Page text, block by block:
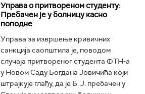
Управа о притвореном студенту:
Пребачен је у болницу касно
поподне
Управа за извршење кривичних
санкција саопштила је, поводом
случаја притвореног студента ФТН-а
у Новом Саду Богдана Јовичића који
штрајкује глађу, да је Б. Ј. пребачен у